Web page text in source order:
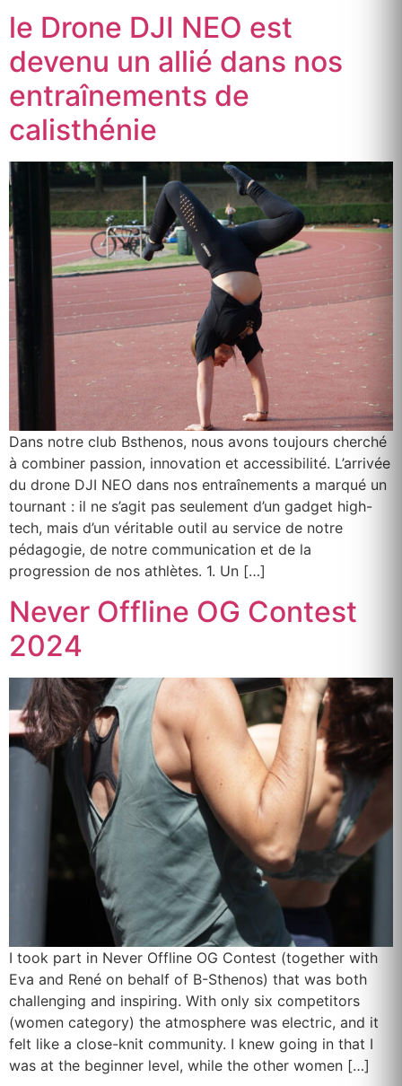
le Drone DJI NEO est
devenu un allié dans nos
entraînements de
calisthénie
Dans notre club Bsthenos, nous avons toujours cherché
à combiner passion, innovation et accessibilité. L’arrivée
du drone DJI NEO dans nos entraînements a marqué un
tournant : il ne s’agit pas seulement d’un gadget high-
tech, mais d’un véritable outil au service de notre
pédagogie, de notre communication et de la
progression de nos athlètes. 1. Un […]
Never Offline OG Contest
2024
I took part in Never Offline OG Contest (together with
Eva and René on behalf of B-Sthenos) that was both
challenging and inspiring. With only six competitors
(women category) the atmosphere was electric, and it
felt like a close-knit community. I knew going in that I
was at the beginner level, while the other women […]